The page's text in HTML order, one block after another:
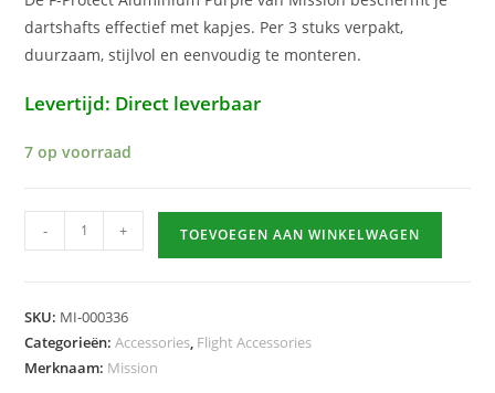
dartshafts effectief met kapjes. Per 3 stuks verpakt,
duurzaam, stijlvol en eenvoudig te monteren.
Levertijd: Direct leverbaar
7 op voorraad
Protect
hoeveelheid
- + TOEVOEGEN AAN WINKELWAGEN
SKU: MI-000336
Categorieën:Accessories, Flight Accessories
Merknaam: Mission